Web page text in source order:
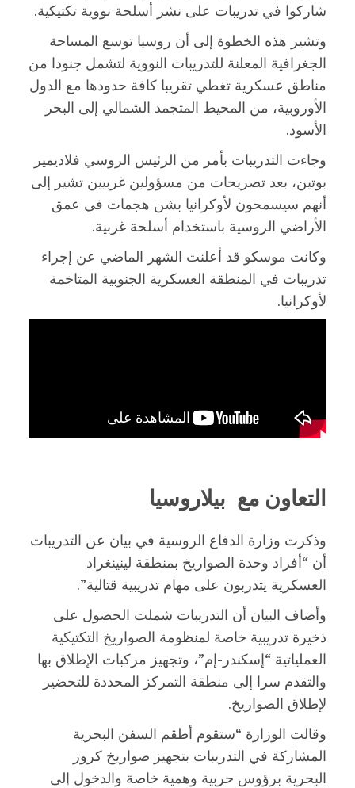
شاركوا في تدريبات على نشر أسلحة نووية تكتيكية.
وتشير هذه الخطوة إلى أن روسيا توسع المساحة
الجغرافية المعلنة للتدريبات النووية لتشمل جنودا من
مناطق عسكرية تغطي تقريبا كافة حدودها مع الدول
الأوروبية، من المحيط المتجمد الشمالي إلى البحر
الأسود.
وجاءت التدريبات بأمر من الرئيس الروسي فلاديمير
بوتين، بعد تصريحات من مسؤولين غربيين تشير إلى
أنهم سيسمحون لأوكرانيا بشن هجمات في عمق
الأراضي الروسية باستخدام أسلحة غربية.
وكانت موسكو قد أعلنت الشهر الماضي عن إجراء
تدريبات في المنطقة العسكرية الجنوبية المتاخمة
لأوكرانيا.
التعاون مع بيلاروسيا
وذكرت وزارة الدفاع الروسية في بيان عن التدريبات
أن “أفراد وحدة الصواريخ بمنطقة لينينغراد
العسكرية يتدربون على مهام تدريبية قتالية”.
وأضاف البيان أن التدريبات شملت الحصول على
ذخيرة تدريبية خاصة لمنظومة الصواريخ التكتيكية
العملياتية “إسكندر-إم”، وتجهيز مركبات الإطلاق بها
والتقدم سرا إلى منطقة التمركز المحددة للتحضير
لإطلاق الصواريخ.
وقالت الوزارة “ستقوم أطقم السفن البحرية
المشاركة في التدريبات بتجهيز صواريخ كروز
البحرية برؤوس حربية وهمية خاصة والدخول إلى